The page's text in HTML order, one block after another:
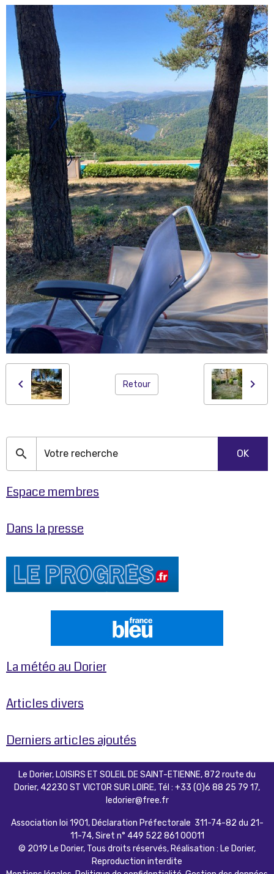
Retour
OK
Espace membres
Dans la presse
La météo au Dorier
Articles divers
Derniers articles ajoutés
Le Dorier, LOISIRS ET SOLEIL DE SAINT-ETIENNE, 872 route du
Dorier, 42230 ST VICTOR SUR LOIRE, Tél : +33 (0)6 88 25 79 17,
ledorier@free.fr
Association loi 1901, Déclaration Préfectorale 311-74-82 du 21-
11-74, Siret n° 449 522 861 00011
© 2019 Le Dorier, Tous droits réservés, Réalisation : Le Dorier,
Reproduction interdite